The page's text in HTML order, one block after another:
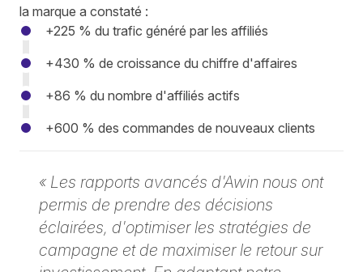
la marque a constaté :
+225 % du trafic généré par les affiliés
+430 % de croissance du chiffre d'affaires
+86 % du nombre d'affiliés actifs
+600 % des commandes de nouveaux clients
« Les rapports avancés d'Awin nous ont
permis de prendre des décisions
éclairées, d'optimiser les stratégies de
campagne et de maximiser le retour sur